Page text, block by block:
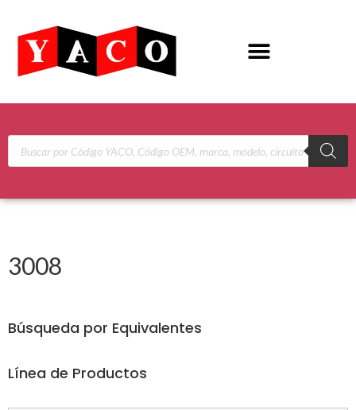
3008
Búsqueda por Equivalentes
Línea de Productos